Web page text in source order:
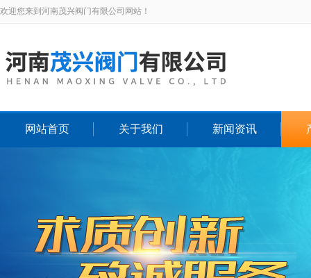
欢迎您来到河南茂兴阀门有限公司网站！
网站首页 关于我们 新闻资讯